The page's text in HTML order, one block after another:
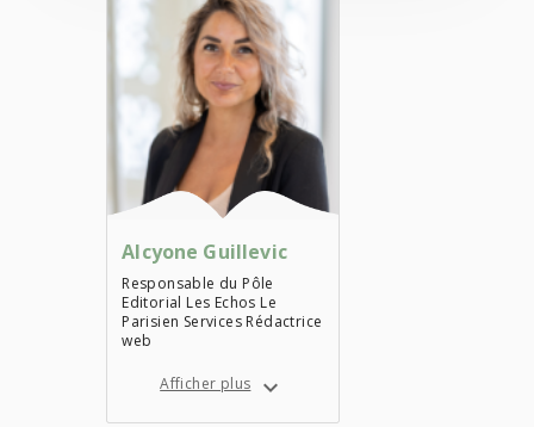
Alcyone Guillevic
Responsable du Pôle
Editorial Les Echos Le
Parisien Services Rédactrice
web
Afficher plus